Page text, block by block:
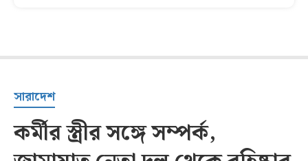
সারাদেশ
কর্মীর স্ত্রীর সঙ্গে সম্পর্ক,